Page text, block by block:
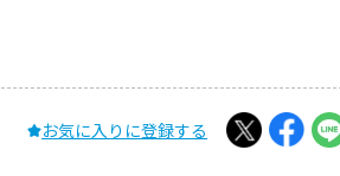
お気に入りに登録する